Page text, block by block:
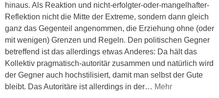
hinaus. Als Reaktion und nicht-erfolgter-oder-mangelhafter-
Reflektion nicht die Mitte der Extreme, sondern dann gleich
ganz das Gegenteil angenommen, die Erziehung ohne (oder
mit wenigen) Grenzen und Regeln. Den politischen Gegner
betreffend ist das allerdings etwas Anderes: Da hält das
Kollektiv pragmatisch-autoritär zusammen und natürlich wird
der Gegner auch hochstilisiert, damit man selbst der Gute
bleibt. Das Autoritäre ist allerdings in der… Mehr